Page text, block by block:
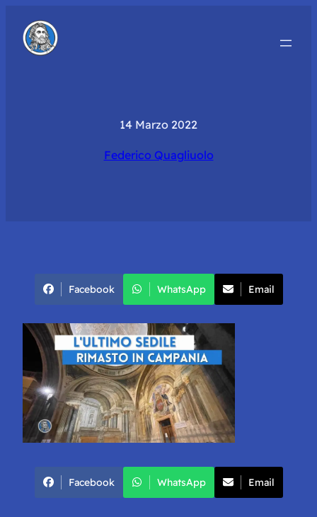
14 Marzo 2022
Federico Quagliuolo
Facebook WhatsApp Email
Facebook WhatsApp Email